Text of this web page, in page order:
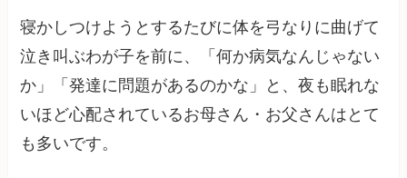
寝かしつけようとするたびに体を弓なりに曲げて
泣き叫ぶわが子を前に、「何か病気なんじゃない
か」「発達に問題があるのかな」と、夜も眠れな
いほど心配されているお母さん・お父さんはとて
も多いです。